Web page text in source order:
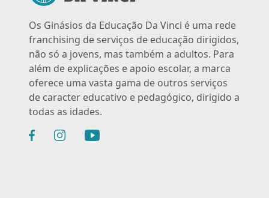
Os Ginásios da Educação Da Vinci é uma rede
franchising de serviços de educação dirigidos,
não só a jovens, mas também a adultos. Para
além de explicações e apoio escolar, a marca
oferece uma vasta gama de outros serviços
de caracter educativo e pedagógico, dirigido a
todas as idades.